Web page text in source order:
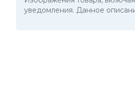
уведомления. Данное